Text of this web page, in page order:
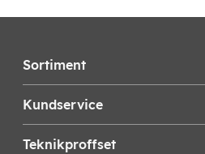
Sortiment
Kundservice
Teknikproffset